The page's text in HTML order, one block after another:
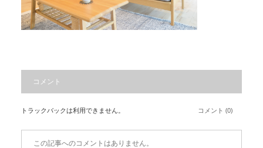
コメント
トラックバックは利用できません。 コメント (0)
この記事へのコメントはありません。